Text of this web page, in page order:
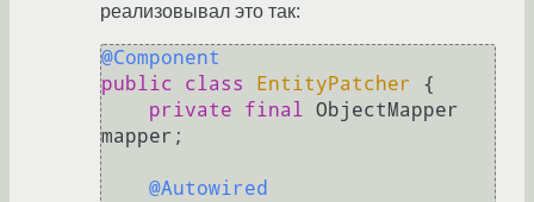
реализовывал это так:
@Component
public
class EntityPatcher {
private
final ObjectMapper
mapper;
@Autowired